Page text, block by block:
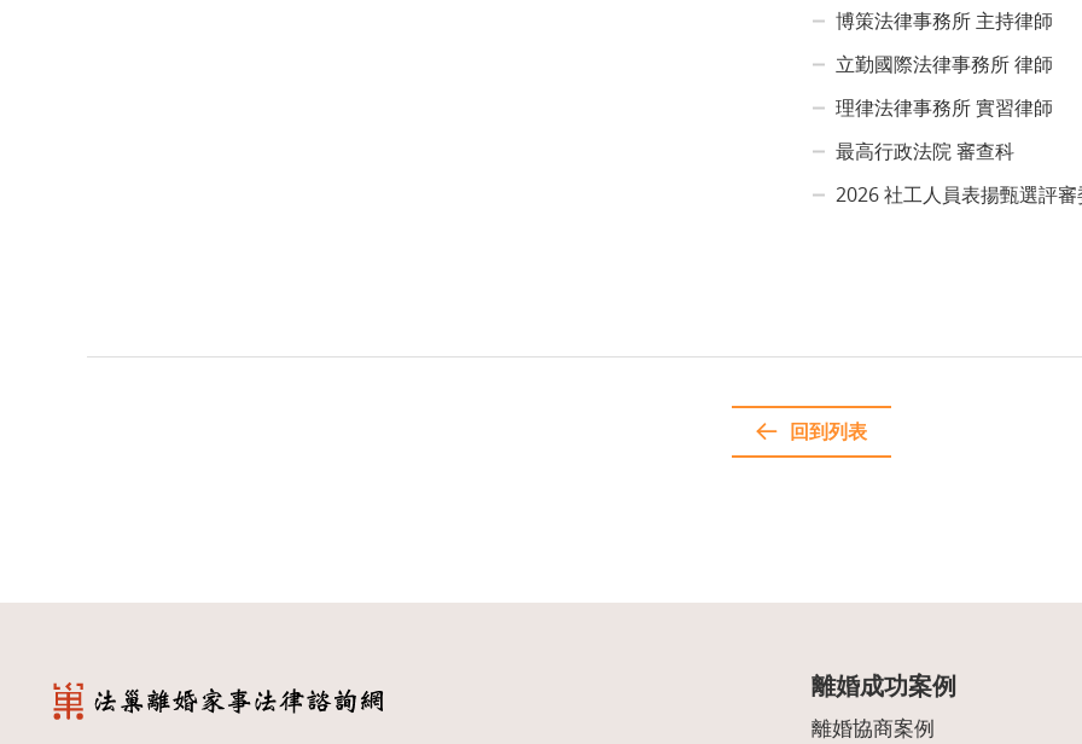
博策法律事務所 主持律師
立勤國際法律事務所 律師
理律法律事務所 實習律師
最高行政法院 審查科
2026 社工人員表揚甄選評
回到列表
離婚成功案例
離婚協商案例